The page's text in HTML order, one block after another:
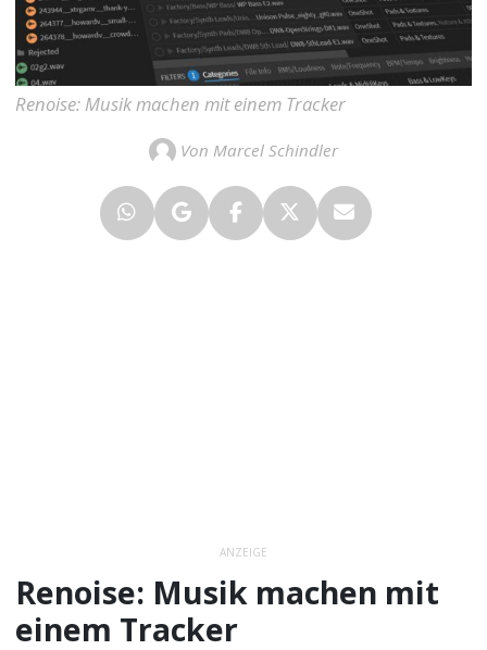
Renoise: Musik machen mit einem Tracker
Von Marcel Schindler
ANZEIGE
Renoise: Musik machen mit
einem Tracker